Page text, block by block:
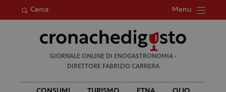
Cerca Menu
per:
GIORNALE ONLINE DI ENOGASTRONOMIA •
DIRETTORE FABRIZIO CARRERA